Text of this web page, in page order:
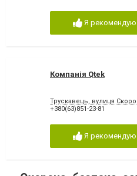
Я рекомендую
Компанія Qtek
Трускавець, вулиця
+380(63)851-23-81
Я рекомендую